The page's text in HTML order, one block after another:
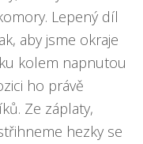
Lepený díl
aby jsme okraje
kolem napnutou
ho právě
Ze záplaty,
hezky se